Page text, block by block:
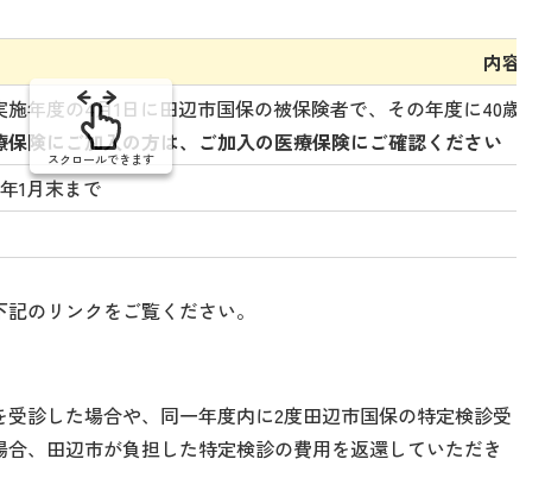
の
内容
年度の4月1日に田辺市国保の被保険者で、その年度に40歳
保険にご加入の方は、ご加入の医療保険にご確認ください
1月末まで
スクロールできます
のリンクをご覧ください。
診した場合や、同一年度内に2度田辺市国保の特定検診受
、田辺市が負担した特定検診の費用を返還していただき